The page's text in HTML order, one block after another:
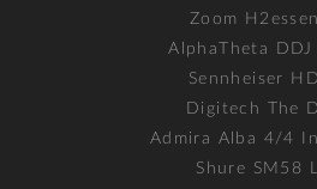
Zoom
AlphaTheta DDJ
Sennheiser
Digitech The
Admira Alba 4/4
Shure SM58